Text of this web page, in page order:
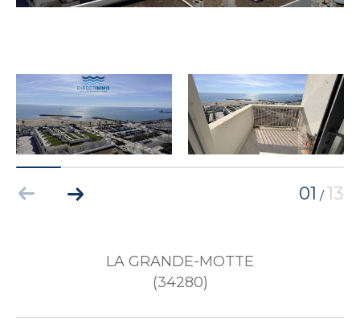
01 /13
LA GRANDE-MOTTE
(34280)